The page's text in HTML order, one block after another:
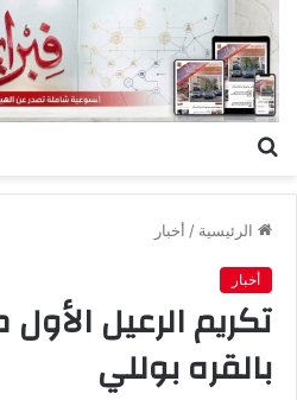
الرئيسية / أخبار
أخبار
تكريم الرعيل
بالقره بوللي